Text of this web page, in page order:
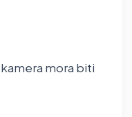
mora biti